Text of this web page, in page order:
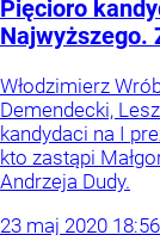
Pięcioro
Najwyższego.
Włodzimierz
Demendecki,
kandydaci na I
kto zastąpi
Andrzeja Dudy.
23 maj 2020 18:56